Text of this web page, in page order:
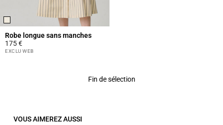
Robe longue sans manches
175 €
5 out of 5 Customer Rating
EXCLU WEB
Fin de sélection
VOUS AIMEREZ AUSSI